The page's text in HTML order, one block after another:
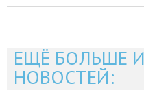
ЕЩЁ БОЛЬШЕ
НОВОСТЕЙ: